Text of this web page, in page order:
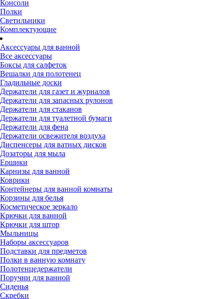
Консоли
Полки
Светильники
Комплектующие
Аксессуары для ванной
Все аксессуары
Боксы для салфеток
Вешалки для полотенец
Гладильные доски
Держатели для газет и журналов
Держатели для запасных рулонов
Держатели для стаканов
Держатели для туалетной бумаги
Держатели для фена
Держатели освежителя воздуха
Диспенсеры для ватных дисков
Дозаторы для мыла
Ершики
Карнизы для ванной
Коврики
Контейнеры для ванной комнаты
Корзины для белья
Косметическое зеркало
Крючки для ванной
Крючки для штор
Мыльницы
Наборы аксессуаров
Подставки для предметов
Полки в ванную комнату
Полотенцедержатели
Поручни для ванной
Сиденья
Скребки